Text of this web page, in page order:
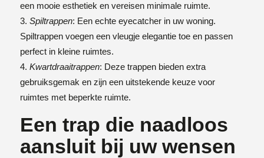
een mooie esthetiek en vereisen minimale ruimte.
Spiltrappen: Een echte eyecatcher in uw woning.
Spiltrappen voegen een vleugje elegantie toe en passen
perfect in kleine ruimtes.
Kwartdraaitrappen: Deze trappen bieden extra
gebruiksgemak en zijn een uitstekende keuze voor
ruimtes met beperkte ruimte.
Een trap die naadloos
aansluit bij uw wensen